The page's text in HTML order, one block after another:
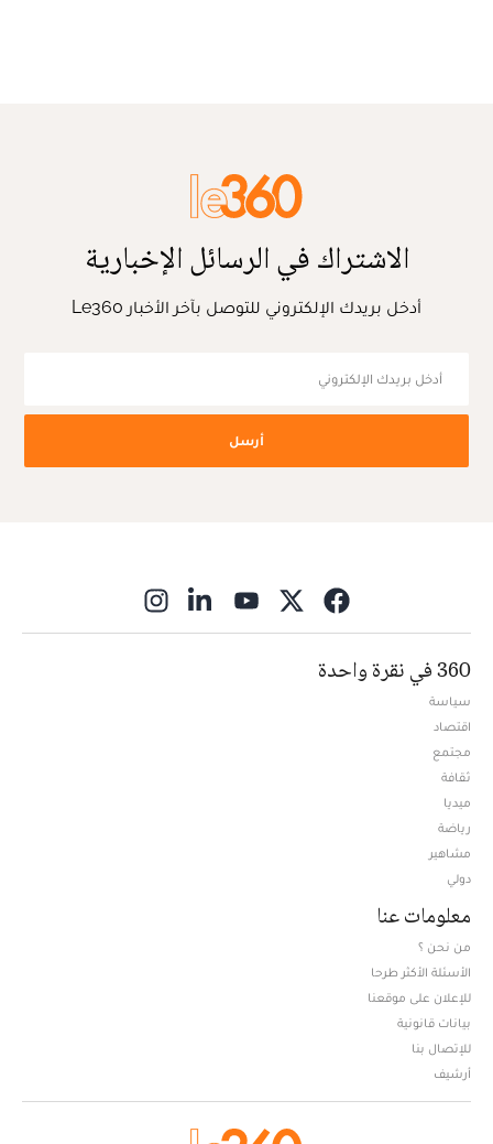
الاشتراك في الرسائل الإخبارية
أدخل بريدك الإلكتروني للتوصل بآخر الأخبار Le360
أرسل
360 في نقرة واحدة
سياسة
اقتصاد
مجتمع
ثقافة
ميديا
رياضة
مشاهير
دولي
معلومات عنا
من نحن ؟
الأسئلة الأكثر طرحا
للإعلان على موقعنا
بيانات قانونية
للإتصال بنا
أرشيف